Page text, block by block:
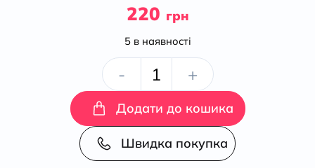
220 грн
5 в наявності
-
Роксолана:
міфи
та
+
Додати до кошика
Швидка покупка